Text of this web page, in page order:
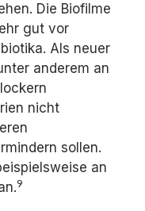
Die Biofilme
gut vor
Als neuer
anderem an
nicht
sollen.
an
9